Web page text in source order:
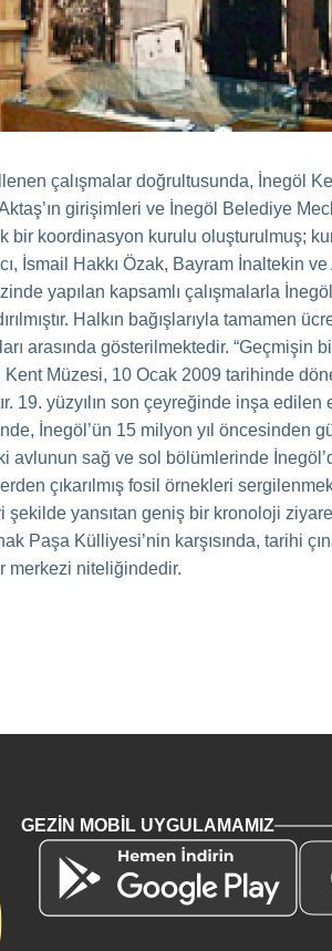
çalışmalar doğrultusunda, İnegöl
girişimleri ve İnegöl Belediye
bir koordinasyon kurulu oluşturulmuş;
İsmail Hakkı Özak, Bayram İnaltekin
yapılan kapsamlı çalışmalarla
Halkın bağışlarıyla tamamen
arasında gösterilmektedir. “Geçmişin
Kent Müzesi, 10 Ocak 2009 tarihinde
19. yüzyılın son çeyreğinde inşa
İnegöl’ün 15 milyon yıl öncesinden
avlunun sağ ve sol bölümlerinde
çıkarılmış fosil örnekleri
yansıtan geniş bir kronoloji
Paşa Külliyesi’nin karşısında, tarihi
merkezi niteliğindedir.
GEZİN MOBİL UYGULAMAMIZ